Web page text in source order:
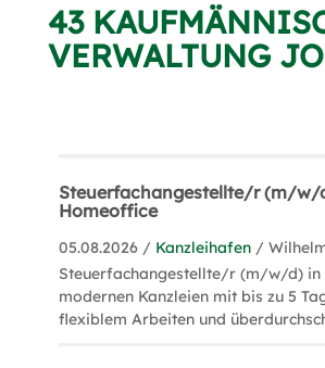
43
VERWALTUNG
Steuerfachangestellte/r (m/w/
Homeoffice
05.08.2026 / Kanzleihafen /
Steuerfachangestellte/r (m/w/d) in
modernen Kanzleien mit bis zu 5
flexiblem Arbeiten und